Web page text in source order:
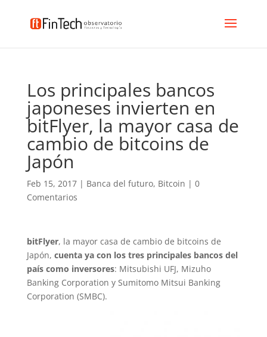
Los principales bancos
japoneses invierten en
bitFlyer, la mayor casa de
cambio de bitcoins de
Japón
Feb 15, 2017| Banca del futuro, Bitcoin | 0
Comentarios
bitFlyer, la mayor casa de cambio de bitcoins de
Japón, cuenta ya con los tres principales bancos del
país como inversores: Mitsubishi UFJ, Mizuho
Banking Corporation y Sumitomo Mitsui Banking
Corporation (SMBC).